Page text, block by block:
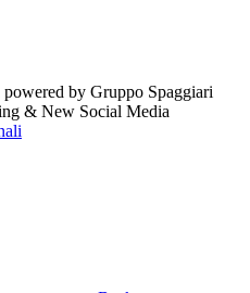
by Gruppo Spaggiari
& New Social Media